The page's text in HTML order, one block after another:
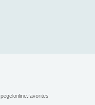
pegelonline.favorites